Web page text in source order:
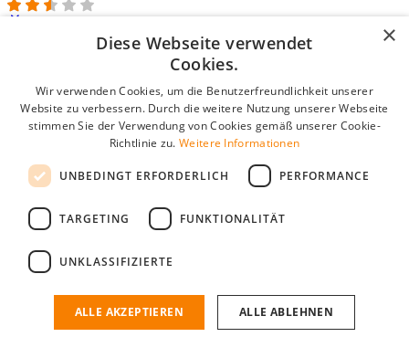
Login für Unternehmen
E-Mail*
Passwort
Angemeldet bleiben
Passwort vergessen?
Kostenloses Unternehmensprofil
Wenn Sie sich registriert haben, können Sie ein Unternehmensprofil
passenden Mitarbeiter zu finden.
×
Diese Webseite verwendet
Cookies.
Wir verwenden Cookies, um die Benutzerfreundlichkeit unserer
Website zu verbessern. Durch die weitere Nutzung unserer Webseite
stimmen Sie der Verwendung von Cookies gemäß unserer Cookie-
Richtlinie zu. Weitere Informationen
UNBEDINGT ERFORDERLICH PERFORMANCE
TARGETING FUNKTIONALITÄT
UNKLASSIFIZIERTE
ALLE AKZEPTIEREN ALLE ABLEHNEN